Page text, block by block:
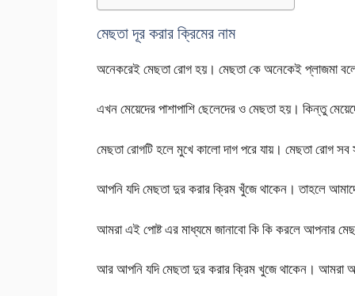
মেছতা দূর করার ক্রিমের নাম
অনেকরেই মেছতা রোগ হয়। মেছতা কে অনেকেই প্লাজমা
এখন মেয়েদের পাশাপাশি ছেলেদের ও মেছতা হয়। কিন্তু
মেছতা রোগটি হলে মুখে কালো দাগ পরে যায়। মেছতা রোগ
আপনি যদি মেছতা দুর করার ক্রিম খুঁজে থাকেন। তাহলে
আমরা এই পোষ্ট এর মাধ্যমে জানাবো কি কি করলে আপনার
আর আপনি যদি মেছতা দুর করার ক্রিম খুজে থাকেন। আমরা